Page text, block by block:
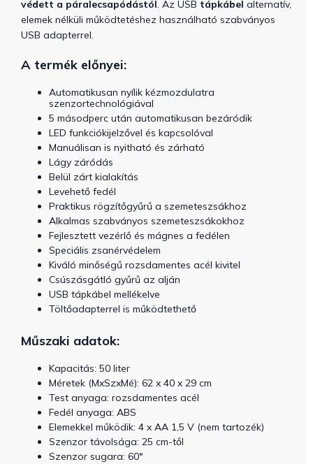
védett a páralecsapódástól. Az USB tápkábel alternatív,
elemek nélküli működtetéshez használható szabványos
USB adapterrel.
A termék előnyei:
Automatikusan nyílik kézmozdulatra
szenzortechnológiával
5 másodperc után automatikusan bezáródik
LED funkciókijelzővel és kapcsolóval
Manuálisan is nyitható és zárható
Lágy záródás
Belül zárt kialakítás
Levehető fedél
Praktikus rögzítőgyűrű a szemeteszsákhoz
Alkalmas szabványos szemeteszsákokhoz
Fejlesztett vezérlő és mágnes a fedélen
Speciális zsanérvédelem
Kiváló minőségű rozsdamentes acél kivitel
Csúszásgátló gyűrű az alján
USB tápkábel mellékelve
Töltőadapterrel is működtethető
Műszaki adatok:
Kapacitás: 50 liter
Méretek (MxSzxMé): 62 x 40 x 29 cm
Test anyaga: rozsdamentes acél
Fedél anyaga: ABS
Elemekkel működik: 4 x AA 1,5 V (nem tartozék)
Szenzor távolsága: 25 cm-től
Szenzor sugara: 60°